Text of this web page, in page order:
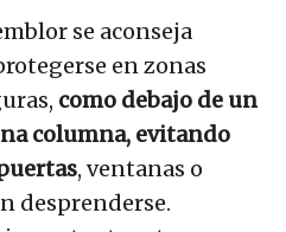
se aconseja
en zonas
como debajo de un
columna, evitando
, ventanas o
desprenderse.